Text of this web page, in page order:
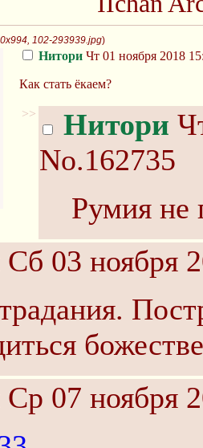
102-293939.jpg)
Нитори Чт 01 ноября 2018
Как стать ёкаем?
>> Нитори
No.162735
Румия не
Сб 03 ноября
Ср 07 ноября